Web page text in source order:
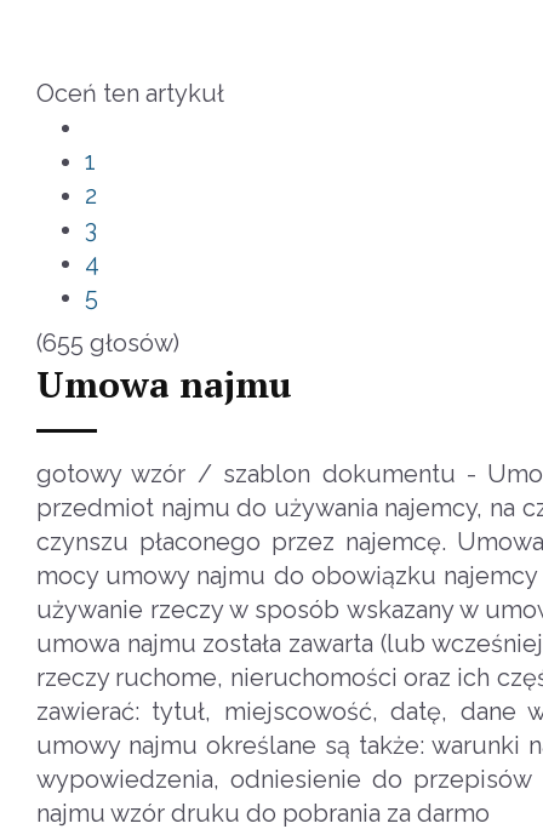
Oceń ten artykuł
1
2
3
4
5
(655 głosów)
Umowa najmu
gotowy wzór / szablon dokumentu -
przedmiot najmu do używania najemcy, na
czynszu płaconego przez najemcę.
mocy umowy najmu do obowiązku
używanie rzeczy w sposób wskazany w
umowa najmu została zawarta (lub
rzeczy ruchome, nieruchomości oraz ich
zawierać: tytuł, miejscowość, datę,
umowy najmu określane są także: warunki
wypowiedzenia, odniesienie do
najmu wzór druku do pobrania za darmo